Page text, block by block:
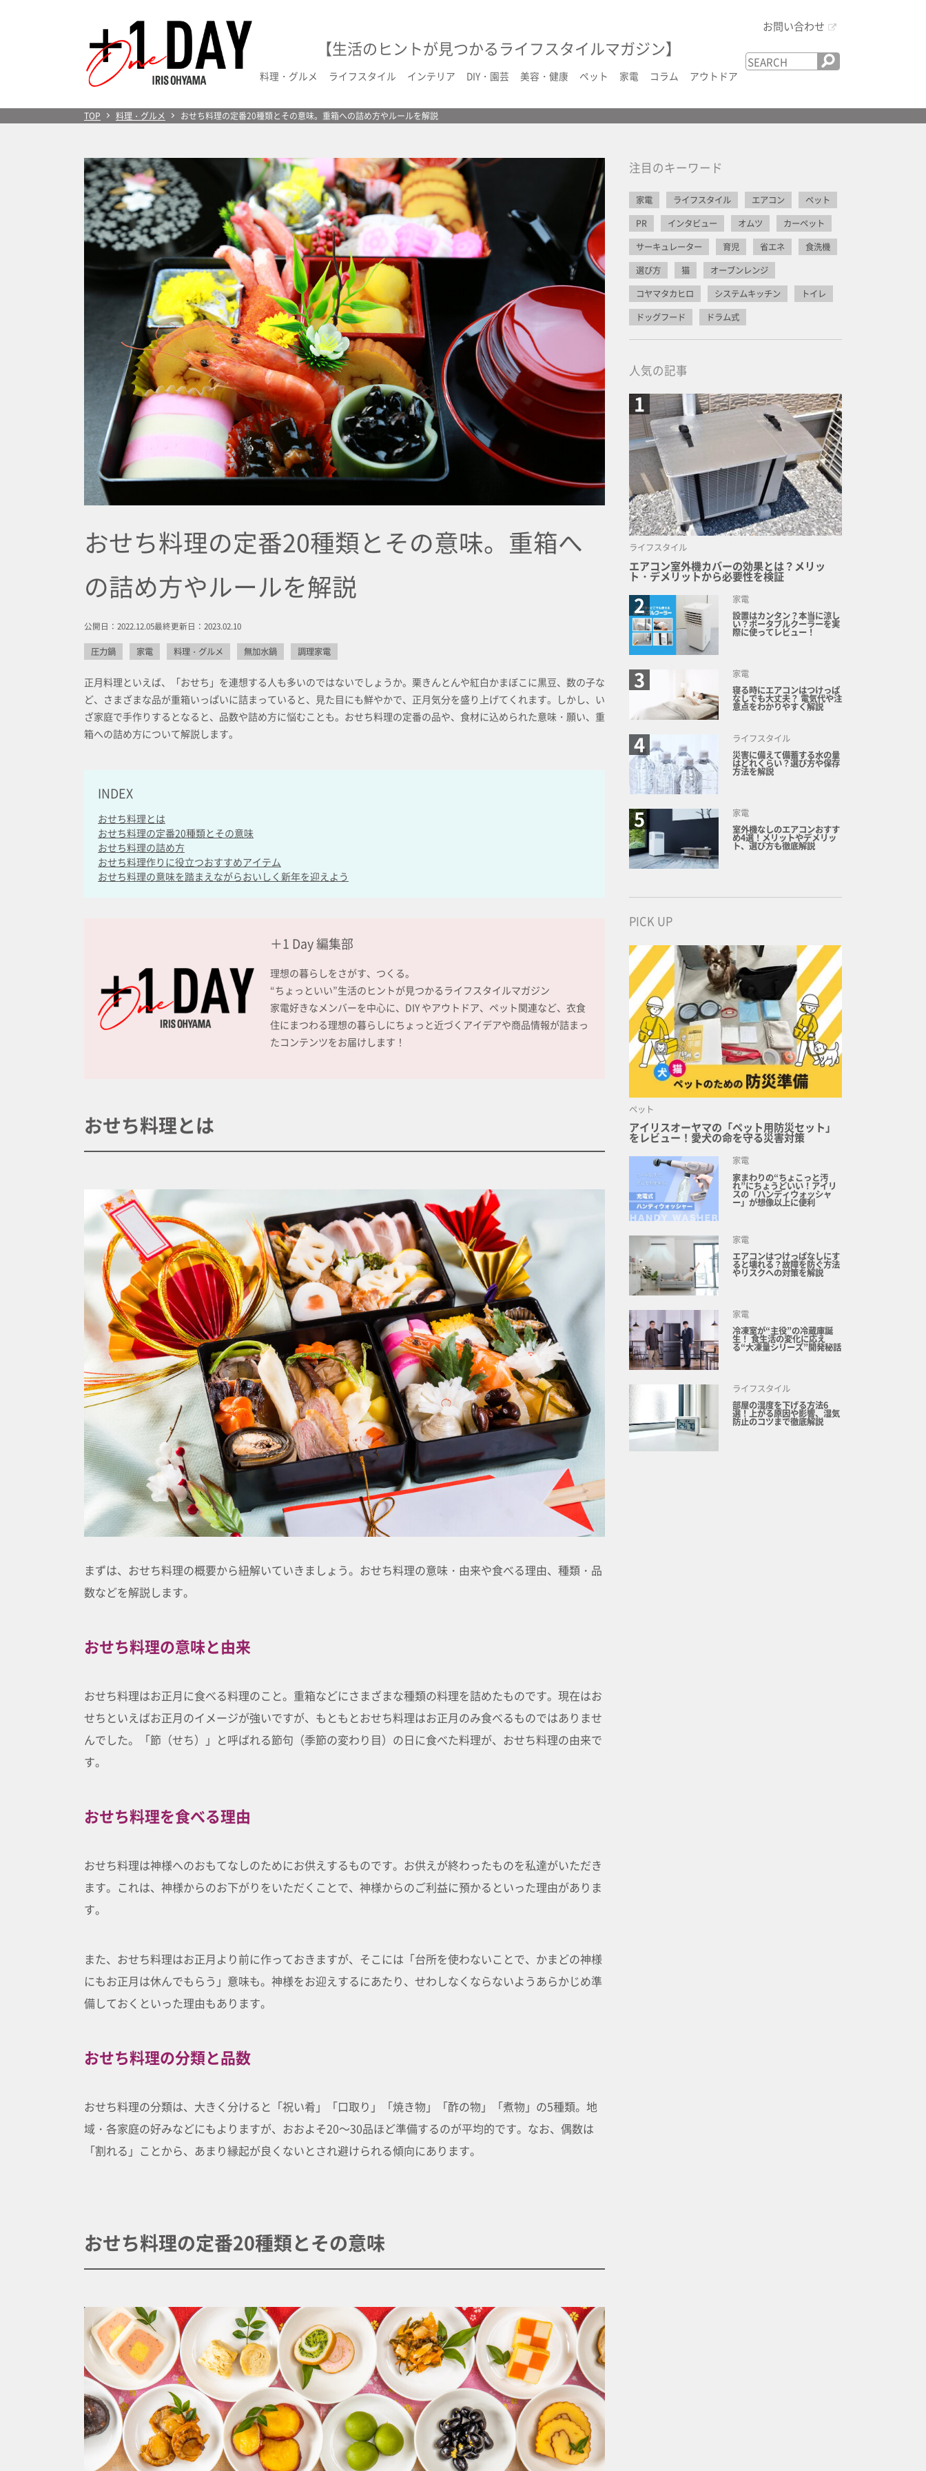
【生活のヒントが見つかるライフスタイルマガジン】
料理・グルメ ライフスタイル インテリア DIY・園芸 美容・健康 ペット 家電 コラム アウトドア
お問い合わせ
TOP ＋1 Day
料理・グルメ おせち料理の定番20種類とその意味。重箱への詰め方やルールを解説
おせち料理の定番20種類とその意味。重箱へ
の詰め方やルールを解説
公開日：2022.12.05最終更新日：2023.02.10
圧力鍋 家電 料理・グルメ 無加水鍋 調理家電
正月料理といえば、「おせち」を連想する人も多いのではないでしょうか。栗きんとんや紅白かまぼこに黒豆、数の子な
ど、さまざまな品が重箱いっぱいに詰まっていると、見た目にも鮮やかで、正月気分を盛り上げてくれます。しかし、い
ざ家庭で手作りするとなると、品数や詰め方に悩むことも。おせち料理の定番の品や、食材に込められた意味・願い、重
箱への詰め方について解説します。
INDEX
おせち料理とは
おせち料理の定番20種類とその意味
おせち料理の詰め方
おせち料理作りに役立つおすすめアイテム
おせち料理の意味を踏まえながらおいしく新年を迎えよう
＋1 Day 編集部
理想の暮らしをさがす、つくる。
“ちょっといい”生活のヒントが見つかるライフスタイルマガジン
家電好きなメンバーを中心に、DIY やアウトドア、ペット関連など、衣食
住にまつわる理想の暮らしにちょっと近づくアイデアや商品情報が詰まっ
たコンテンツをお届けします！
おせち料理とは
まずは、おせち料理の概要から紐解いていきましょう。おせち料理の意味・由来や食べる理由、種類・品
数などを解説します。
おせち料理の意味と由来
おせち料理はお正月に食べる料理のこと。重箱などにさまざまな種類の料理を詰めたものです。現在はお
せちといえばお正月のイメージが強いですが、もともとおせち料理はお正月のみ食べるものではありませ
んでした。「節（せち）」と呼ばれる節句（季節の変わり目）の日に食べた料理が、おせち料理の由来で
す。
おせち料理を食べる理由
おせち料理は神様へのおもてなしのためにお供えするものです。お供えが終わったものを私達がいただき
ます。これは、神様からのお下がりをいただくことで、神様からのご利益に預かるといった理由がありま
す。
また、おせち料理はお正月より前に作っておきますが、そこには「台所を使わないことで、かまどの神様
にもお正月は休んでもらう」意味も。神様をお迎えするにあたり、せわしなくならないようあらかじめ準
備しておくといった理由もあります。
おせち料理の分類と品数
おせち料理の分類は、大きく分けると「祝い肴」「口取り」「焼き物」「酢の物」「煮物」の5種類。地
域・各家庭の好みなどにもよりますが、おおよそ20～30品ほど準備するのが平均的です。なお、偶数は
「割れる」ことから、あまり縁起が良くないとされ避けられる傾向にあります。
おせち料理の定番20種類とその意味
注目のキーワード
家電 ライフスタイル エアコン
ペット
PR
インタビュー オムツ
カーペット
サーキュレーター
育児 省エネ
食洗機
選び方
猫
オーブンレンジ
コヤマタカヒロ
システムキッチン
トイレ
ドッグフード
ドラム式
人気の記事
ライフスタイル
エアコン室外機カバーの効果とは？メリッ
ト・デメリットから必要性を検証
家電
設置はカンタン？本当に涼し
い？ポータブルクーラーを実
際に使ってレビュー！
家電
寝る時にエアコンはつけっぱ
なしでも大丈夫？ 電気代や注
意点をわかりやすく解説
ライフスタイル
災害に備えて備蓄する水の量
はどれくらい？選び方や保存
方法を解説
家電
室外機なしのエアコンおすす
め4選！メリットやデメリッ
ト、選び方も徹底解説
PICK UP
ペット
アイリスオーヤマの「ペット用防災セット」
をレビュー！愛犬の命を守る災害対策
家電
家まわりの“ちょこっと汚
れ”にちょうどいい！アイリ
スの「ハンディウォッシャ
ー」が想像以上に便利
家電
エアコンはつけっぱなしにす
ると壊れる？故障を防ぐ方法
やリスクへの対策を解説
家電
冷凍室が“主役”の冷蔵庫誕
生！ 食生活の変化に応え
る“大凍量シリーズ”開発秘話
ライフスタイル
部屋の湿度を下げる方法6
選！上がる原因や影響、湿気
防止のコツまで徹底解説